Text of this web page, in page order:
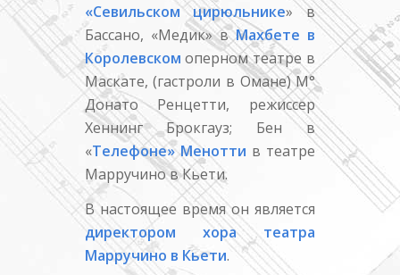
«Севильском цирюльнике» в
Бассано, «Медик» вМахбете в
Королевском оперном театре в
Маскате, (гастроли в Омане) M°
Донато Ренцетти, режиссер
Хеннинг Брокгауз; Бен в
«Телефоне» Менотти в театре
Марручино в Кьети.
В настоящее время он является
директором хора театра
Марручино в Кьети.